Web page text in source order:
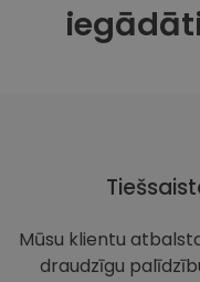
Mūsu klientu
draudzīgu